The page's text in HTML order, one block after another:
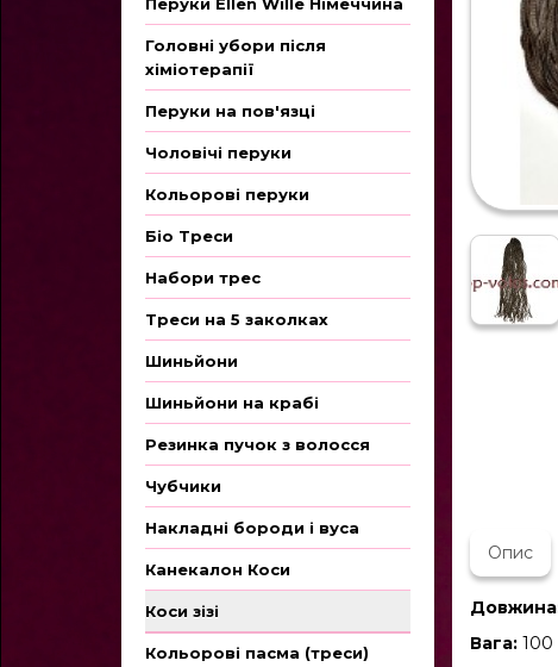
Головні убори після
хіміотерапії
Перуки на пов'язці
Чоловічі перуки
Кольорові перуки
Біо Треси
Набори трес
Треси на 5 заколках
Шиньйони
Шиньйони на крабі
Резинка пучок з волосся
Чубчики
Накладні бороди і вуса
Канекалон Коси
Коси зізі
Кольорові пасма (треси)
Опис
Вага:100